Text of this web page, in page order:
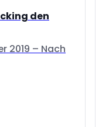
den
2019 – Nach